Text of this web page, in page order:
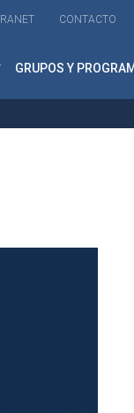
CONTACTO
GRUPOS Y